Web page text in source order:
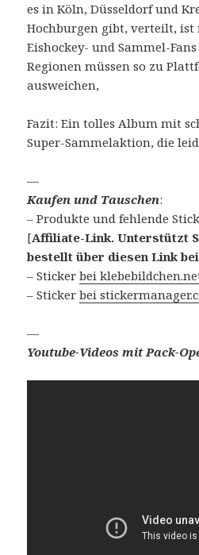
es in Köln, Düsseldorf und
Hochburgen gibt, verteilt, ist
Eishockey- und Sammel-
Regionen müssen so zu
ausweichen,
Fazit: Ein tolles Album mit
Super-Sammelaktion, die
—
Kaufen und Tauschen:
– Produkte und fehlende
[Affiliate-Link. Unterstützt
bestellt über diesen Link
– Stickerbei
– Stickerbei
—
Youtube-Videos mit Pack-